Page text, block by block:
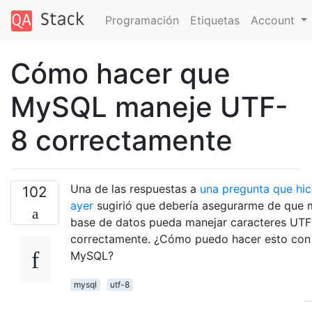
Programación Etiquetas Account
Cómo hacer que
MySQL maneje UTF-
8 correctamente
102 Una de las respuestas a una pregunta que
ayer sugirió que debería asegurarme de que
base de datos pueda manejar caracteres
correctamente. ¿Cómo puedo hacer esto con
MySQL?
mysql
utf-8